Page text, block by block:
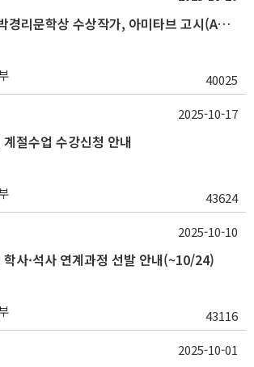
(10/27) 제14회 박경리문학상 수상작가, 아미타브 고시(Amitav Ghosh) 강연 안내
40025
절수업 수강신청 안내
43624
2025-10-17
사·석사 연계과정 선발 안내(~10/24)
43116
2025-10-10
2025-10-01